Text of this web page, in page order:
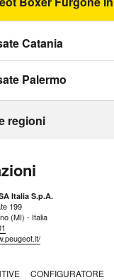
Catania
Palermo
regioni
Italia S.p.A.
199
(MI) - Italia
CONFIGURATORE